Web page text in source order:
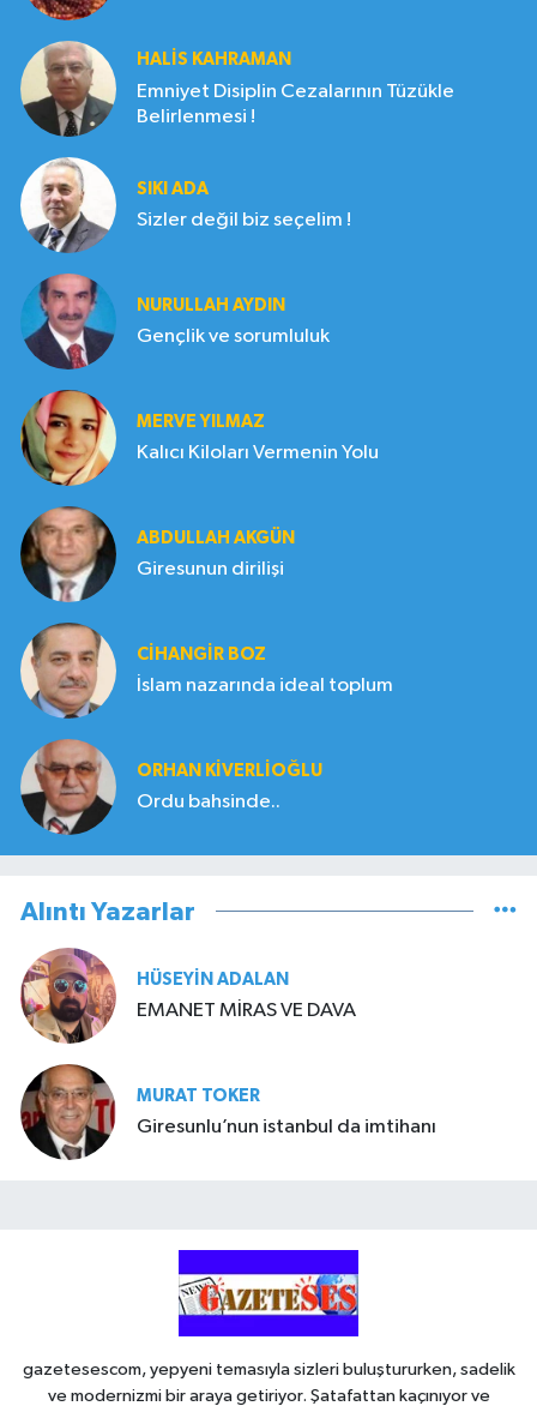
HALIS KAHRAMAN
Emniyet Disiplin Cezalarının Tüzükle
Belirlenmesi !
SIKI ADA
Sizler değil biz seçelim !
NURULLAH AYDIN
Gençlik ve sorumluluk
MERVE YILMAZ
Kalıcı Kiloları Vermenin Yolu
ABDULLAH AKGÜN
Giresunun dirilişi
CIHANGIR BOZ
İslam nazarında ideal toplum
ORHAN KIVERLIOĞLU
Ordu bahsinde..
Alıntı Yazarlar
HÜSEYIN ADALAN
EMANET MİRAS VE DAVA
MURAT TOKER
Giresunlu’nun istanbul da imtihanı
gazetesescom, yepyeni temasıyla sizleri buluştururken, sadelik
ve modernizmi bir araya getiriyor. Şatafattan kaçınıyor ve